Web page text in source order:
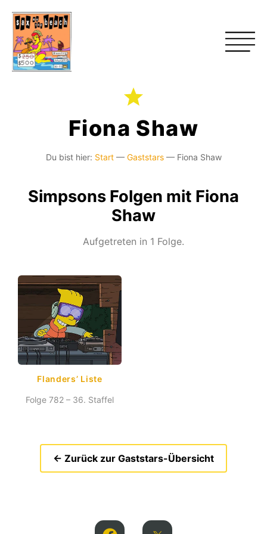
Fiona Shaw
Du bist hier: Start— Gaststars— Fiona Shaw
Simpsons Folgen mit Fiona
Shaw
Aufgetreten in 1 Folge.
Flanders’ Liste
Folge 782 – 36. Staffel
← Zurück zur Gaststars-Übersicht